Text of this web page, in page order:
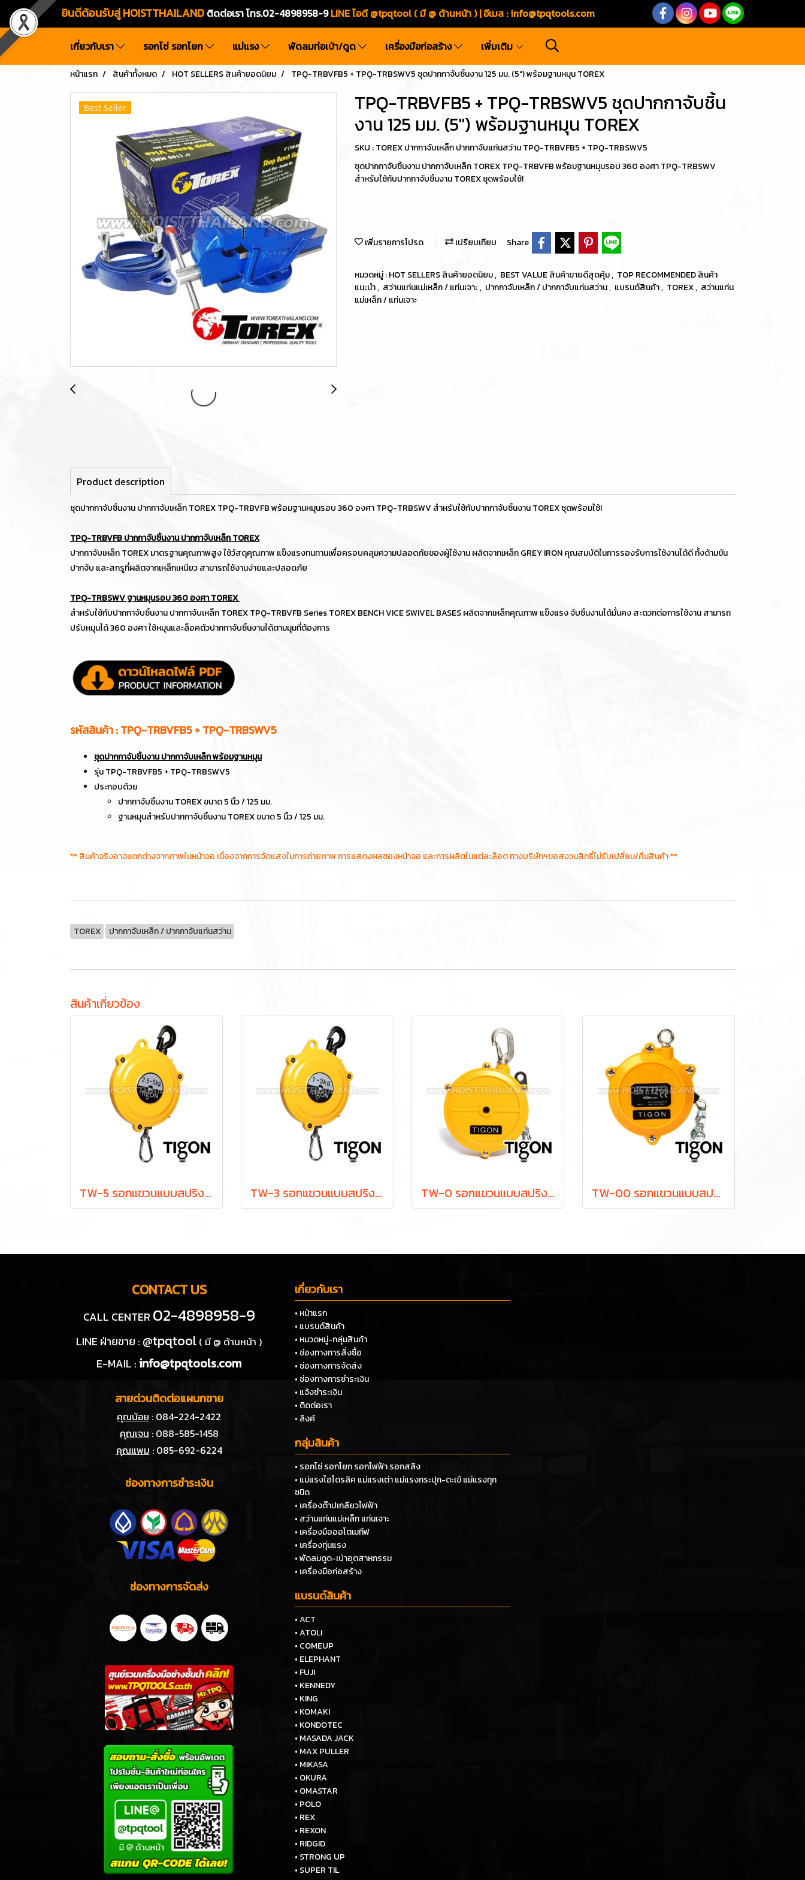
ยินดีต้อนรับสู่ HOISTTHAILAND ติดต่อเรา โทร.02-4898958-9LINE ไอดี @tpqtool ( มี @ ด้านหน้า ) | อีเมล :info@tpqtools.com
เกี่ยวกับเรา รอกโซ่ รอกโยก แม่แรง พัดลมท่อเป่า/ดูด เครื่องมือก่อสร้าง เพิ่มเติม
หน้าแรก สินค้าทั้งหมด HOT SELLERS สินค้ายอดนิยม TPQ-TRBVFB5 + TPQ-TRBSWV5 ชุดปากกาจับชิ้นงาน 125 มม. (5") พร้อมฐานหมุน TOREX
Best Seller
TPQ-TRBVFB5 + TPQ-TRBSWV5 ชุดปากกาจับชิ้น
งาน 125 มม. (5") พร้อมฐานหมุน TOREX
SKU : TOREX ปากกาจับเหล็ก ปากกาจับแท่นสว่าน TPQ-TRBVFB5 + TPQ-TRBSWV5
ชุดปากกาจับชิ้นงาน ปากกาจับเหล็ก TOREX TPQ-TRBVFB พร้อมฐานหมุนรอบ 360 องศา TPQ-TRBSWV
สำหรับใช้กับปากกาจับชิ้นงาน TOREX ชุดพร้อมใช้!
เพิ่มรายการโปรด เปรียบเทียบ Share
หมวดหมู่ :HOT SELLERS สินค้ายอดนิยม, BEST VALUE สินค้าขายดีสุดคุ้ม, TOP RECOMMENDED สินค้า
แนะนำ, สว่านแท่นแม่เหล็ก / แท่นเจาะ, ปากกาจับเหล็ก / ปากกาจับแท่นสว่าน, แบรนด์สินค้า, TOREX, สว่านแท่น
แม่เหล็ก / แท่นเจาะ
Product description
ชุดปากกาจับชิ้นงาน ปากกาจับเหล็ก TOREX TPQ-TRBVFB พร้อมฐานหมุนรอบ 360 องศา TPQ-TRBSWV สำหรับใช้กับปากกาจับชิ้นงาน TOREX ชุดพร้อมใช้!
TPQ-TRBVFB ปากกาจับชิ้นงาน ปากกาจับเหล็ก TOREX
ปากกาจับเหล็ก TOREX มาตรฐานคุณภาพสูง ใช้วัสดุคุณภาพ แข็งแรงทนทานเพื่อครอบคลุมความปลอดภัยของผู้ใช้งาน ผลิตจากเหล็ก GREY IRON คุณสมบัติในการรองรับการใช้งานได้ดี ทั้งด้ามขัน
ปากจับ และสกรูที่ผลิตจากเหล็กเหนียว สามารถใช้งานง่ายและปลอดภัย
TPQ-TRBSWV ฐานหมุนรอบ 360 องศา TOREX
สำหรับใช้กับปากกาจับชิ้นงาน ปากกาจับเหล็ก TOREX TPQ-TRBVFB Series TOREX BENCH VICE SWIVEL BASES ผลิตจากเหล็กคุณภาพ แข็งแรง จับชิ้นงานได้มั่นคง สะดวกต่อการใช้งาน สามารถ
ปรับหมุนได้ 360 องศา ใช้หมุนและล็อคตัวปากกาจับชิ้นงานได้ตามมุมที่ต้องการ
รหัสสินค้า : TPQ-TRBVFB5 + TPQ-TRBSWV5
ชุดปากกาจับชิ้นงาน ปากกาจับเหล็ก พร้อมฐานหมุน
รุ่น TPQ-TRBVFB5 + TPQ-TRBSWV5
ประกอบด้วย
ปากกาจับชิ้นงาน TOREX ขนาด 5 นิ้ว / 125 มม.
ฐานหมุนสำหรับปากกาจับชิ้นงาน TOREX ขนาด 5 นิ้ว / 125 มม.
** สินค้าจริงอาจแตกต่างจากภาพในหน้าจอ เนื่องจากการจัดแสงในการถ่ายภาพ การแสดงผลของหน้าจอ และการผลิตในแต่ละล็อต ทางบริษัทฯขอสงวนสิทธิ์ไม่รับเปลี่ยน/คืนสินค้า **
TOREX ปากกาจับเหล็ก / ปากกาจับแท่นสว่าน
สินค้าเกี่ยวข้อง
TW-5 รอกแขวนแบบสปริง ยกได้ 2.5-5.0 กก. ระยะยก 1.3 ม. "TIGON" มาตรฐานสากลจากประเทศเกาหลี TW-3 รอกแขวนแบบสปริง ยกได้ 1.0-3.0 กก. ระยะยก 1.3 ม. "TIGON" มาตรฐานสากลจากประเทศเกาหลี TW-0 รอกแขวนแบบสปริง ยกได้ 0.5-1.5 กก. ระยะยก 1.0 ม. "TIGON" มาตรฐานสากลจากประเทศเกาหลี TW-00 รอกแขวนแบบสปริง ยกได้ 0.5-1.5 กก. ระยะยก 0.5 ม. "TIGON" มาตรฐานสากลจากประเทศเกาหลี
CONTACT US
CALL CENTER 02-4898958-9
LINE ฝ่ายขาย : @tpqtool ( มี @ ด้านหน้า )
E-MAIL :info@tpqtools.com
สายด่วนติดต่อแผนกขาย
คุณน้อย : 084-224-2422
คุณเจน : 088-585-1458
คุณแพม : 085-692-6224
ช่องทางการชำระเงิน
ช่องทางการจัดส่ง
เกี่ยวกับเรา
• หน้าแรก
• แบรนด์สินค้า
• หมวดหมู่-กลุ่มสินค้า
• ช่องทางการสั่งซื้อ
• ช่องทางการจัดส่ง
• ช่องทางการชำระเงิน
• แจ้งชำระเงิน
• ติดต่อเรา
• ลิงค์
กลุ่มสินค้า
• รอกโซ่ รอกโยก รอกไฟฟ้า รอกสลิง
• แม่แรงไฮโดรลิค แม่แรงเต่า แม่แรงกระปุก-ตะเข้ แม่แรงทุก
ชนิด
• เครื่องต๊าปเกลียวไฟฟ้า
• สว่านแท่นแม่เหล็ก แท่นเจาะ
• เครื่องมือออโตเมทีฟ
• เครื่องทุ่นแรง
• พัดลมดูด-เป่าอุตสาหกรรม
• เครื่องมือก่อสร้าง
แบรนด์สินค้า
• ACT
• ATOLI
• COMEUP
• ELEPHANT
• FUJI
• KENNEDY
• KING
• KOMAKI
• KONDOTEC
• MASADA JACK
• MAX PULLER
• MIKASA
• OKURA
• OMASTAR
• POLO
• REX
• REXON
• RIDGID
• STRONG UP
• SUPER TIL